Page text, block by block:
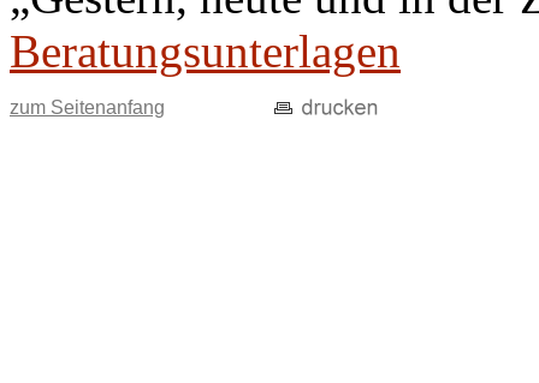
Beratungsunterlagen
zum Seitenanfang